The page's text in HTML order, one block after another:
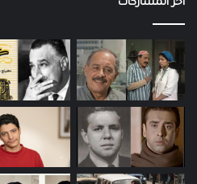
آخر المشاركات